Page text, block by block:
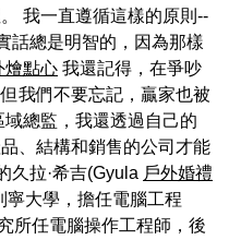
我一直遵循這樣的原則--
話總是明智的，因為那樣
燴點心 我還記得，在爭吵
我們不要忘記，贏家也被
總監，我還透過自己的
、結構和銷售的公司才能
久拉·希吉(Gyula 戶外婚禮
寧大學，擔任電腦工程
所任電腦操作工程師，後